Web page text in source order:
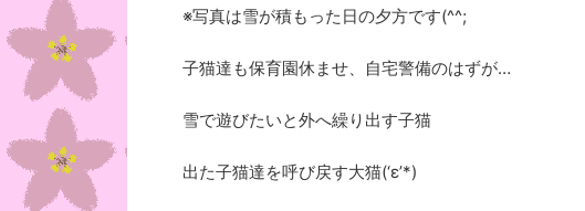
※写真は雪が積もった日の夕方です(^^;
子猫達も保育園休ませ、自宅警備のはずが…
雪で遊びたいと外へ繰り出す子猫
出た子猫達を呼び戻す大猫(‘ε’*)